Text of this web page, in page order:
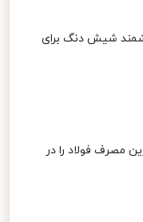
شیش دنگ برای
مصرف فولاد را در